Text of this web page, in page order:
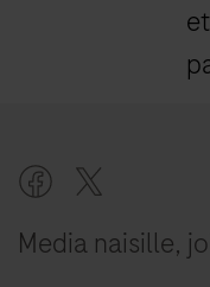
Media naisille,